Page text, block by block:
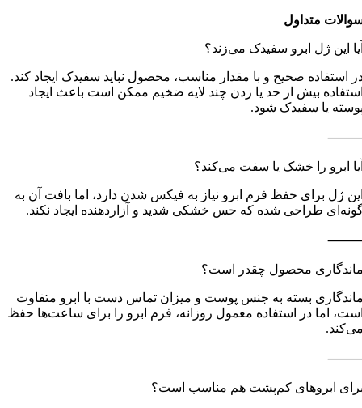
متداول
این ژل ابرو سفیدک می‌زند؟
استفاده صحیح و با مقدار مناسب، محصول نباید سفیدک ایجاد کند.
بیش از حد یا زدن چند لایه ضخیم ممکن است باعث ایجاد
یا سفیدک شود.
ابرو را خشک یا سفت می‌کند؟
ژل برای حفظ فرم ابرو نیاز به فیکس شدن دارد، اما بافت آن به
طراحی شده که حس خشکی شدید و آزاردهنده ایجاد نکند.
محصول چقدر است؟
بسته به جنس پوست و میزان تماس دست با ابرو متفاوت
اما در استفاده معمول روزانه، فرم ابرو را برای ساعت‌ها حفظ
ابروهای کم‌پشت هم مناسب است؟